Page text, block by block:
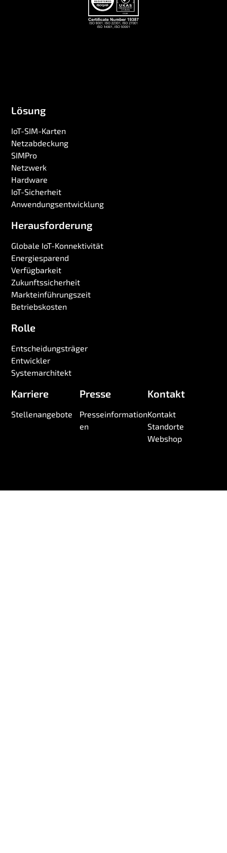
Lösung
IoT-SIM-Karten
Netzabdeckung
SIMPro
Netzwerk
Hardware
IoT-Sicherheit
Anwendungsentwicklung
Herausforderung
Globale IoT-Konnektivität
Energiesparend
Verfügbarkeit
Zukunftssicherheit
Markteinführungszeit
Betriebskosten
Rolle
Entscheidungsträger
Entwickler
Systemarchitekt
Karriere
Stellenangebote
Presse
Presseinformation
en
Kontakt
Kontakt
Standorte
Webshop